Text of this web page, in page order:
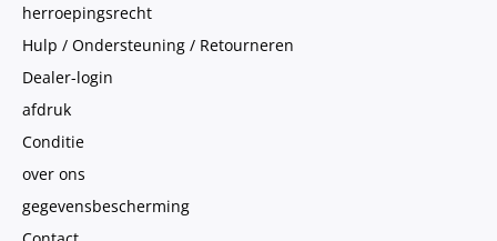
herroepingsrecht
Hulp / Ondersteuning / Retourneren
Dealer-login
afdruk
Conditie
over ons
gegevensbescherming